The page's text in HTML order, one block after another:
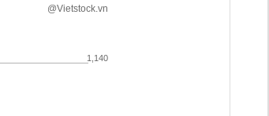
@Vietstock.vn
1,140